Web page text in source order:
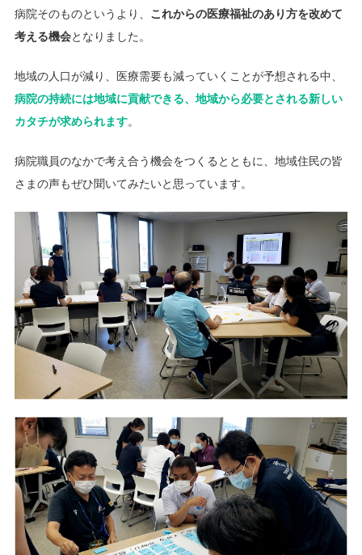
病院そのものというより、 これからの医療福祉のあり方を改めて
考える機会となりました。
地域の人口が減り、医療需要も減っていくことが予想される中、
病院の持続には地域に貢献できる、地域から必要とされる新しい
カタチが求められます。
病院職員のなかで考え合う機会をつくるとともに、地域住民の皆
さまの声もぜひ聞いてみたいと思っています。